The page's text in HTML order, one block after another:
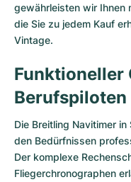
gewährleisten wir Ihnen
die Sie zu jedem Kauf
Vintage.
Funktioneller
Berufspiloten
Die Breitling Navitimer
den Bedürfnissen
Der komplexe
Fliegerchronographen